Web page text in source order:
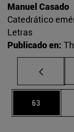
Manuel Casado
Catedrático
Letras
Publicado en:
Página
63